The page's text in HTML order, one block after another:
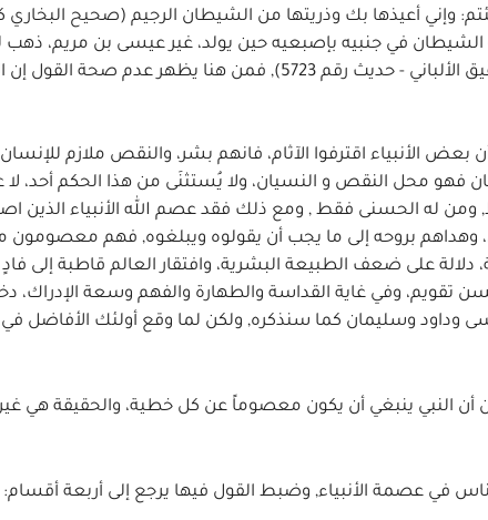
وإني أعيذها بك وذريتها من الشيطان الرجيم (صحيح
الشيطان في جنبيه بإصبعيه حين يولد، غير عيسى بن مريم،
بشيء)(مشكاة المصابيح تحقيق الألباني - حديث رقم 5723),
بعض الأنبياء اقترفوا الآثام، فانهم بشر، والنقص ملازم
فهو محل النقص و النسيان، ولا يُستثنَى من هذا الحكم أحد، لا
له الحسنى فقط , ومع ذلك فقد عصم الله الأنبياء الذين
بروحه إلى ما يجب أن يقولوه ويبلغوه, فهم معصومون من
على ضعف الطبيعة البشرية، وافتقار العالم قاطبة إلى
تقويم، وفي غاية القداسة والطهارة والفهم وسعة الإدراك،
وداود وسليمان كما سنذكره, ولكن لما وقع أولئك الأفاضل في
أن النبي ينبغي أن يكون معصوماً عن كل خطية، والحقيقة هي غير
في عصمة الأنبياء, وضبط القول فيها يرجع إلى أربعة أقسام: